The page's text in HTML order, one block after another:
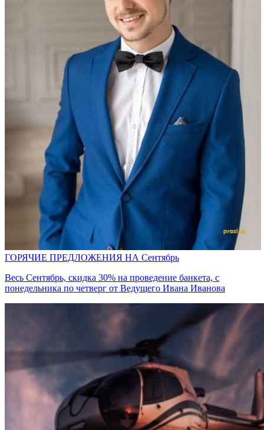
ГОРЯЧИЕ ПРЕДЛОЖЕНИЯ НА Сентябрь
Весь Сентябрь, скидка 30% на проведение банкета, с
понедельника по четверг от Ведущего Ивана Иванова